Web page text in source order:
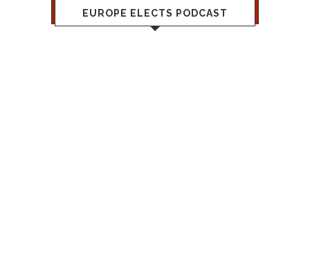
EUROPE ELECTS PODCAST